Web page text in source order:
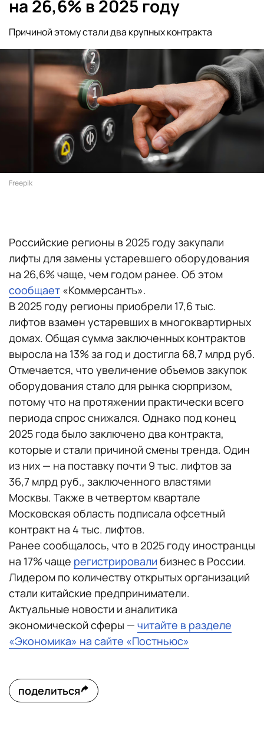
на 26,6% в 2025 году
Причиной этому стали два крупных контракта
Freepik
Российские регионы в 2025 году закупали
лифты для замены устаревшего оборудования
на 26,6% чаще, чем годом ранее. Об этом
сообщает «Коммерсантъ».
В 2025 году регионы приобрели 17,6 тыс.
лифтов взамен устаревших в многоквартирных
домах. Общая сумма заключенных контрактов
выросла на 13% за год и достигла 68,7 млрд руб.
Отмечается, что увеличение объемов закупок
оборудования стало для рынка сюрпризом,
потому что на протяжении практически всего
периода спрос снижался. Однако под конец
2025 года было заключено два контракта,
которые и стали причиной смены тренда. Один
из них — на поставку почти 9 тыс. лифтов за
36,7 млрд руб., заключенного властями
Москвы. Также в четвертом квартале
Московская область подписала офсетный
контракт на 4 тыс. лифтов.
Ранее сообщалось, что в 2025 году иностранцы
на 17% чаще регистрировали бизнес в России.
Лидером по количеству открытых организаций
стали китайские предприниматели.
Актуальные новости и аналитика
экономической сферы — читайте в разделе
«Экономика» на сайте «Постньюс»
поделиться